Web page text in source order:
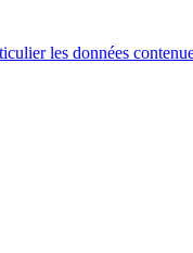
les données